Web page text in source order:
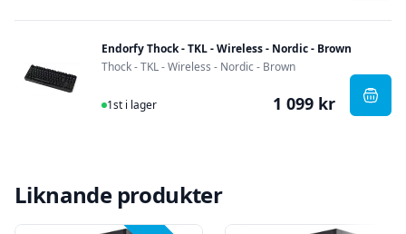
Endorfy Thock - TKL - Wireless - Nordic - Brown
Thock - TKL - Wireless - Nordic - Brown
I Lager
1st i lager 1 099 kr ,
Liknande produkter